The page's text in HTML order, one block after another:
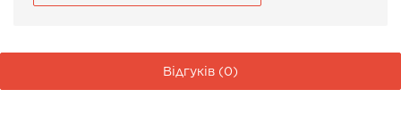
Відгуків (0)